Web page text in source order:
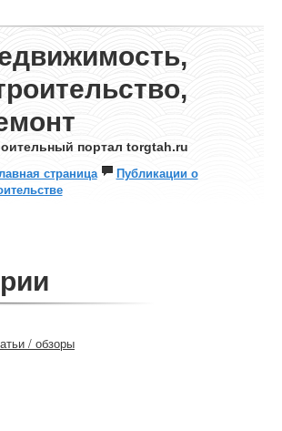
портал torgtah.ru
страница
Публикации о
/ обзоры